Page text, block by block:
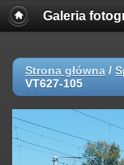
Galeria
Strona główna /
VT627-105